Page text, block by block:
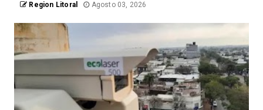
Region Litoral Agosto 03, 2026